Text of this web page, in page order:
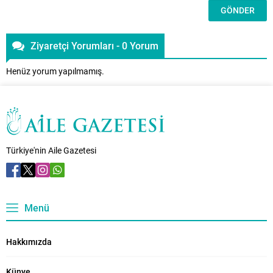
Ziyaretçi Yorumları - 0 Yorum
Henüz yorum yapılmamış.
Türkiye'nin Aile Gazetesi
Menü
Hakkımızda